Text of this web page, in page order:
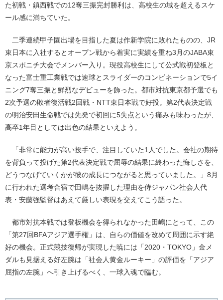
た初戦・鎮西戦での12奪三振完封勝利は、高校生の域を超えるスケ
ール感に満ちていた。
二季連続甲子園出場を目指した夏は作新学院に敗れたものの、JR
東日本に入社するとオープン戦から着実に実績を重ね3月のJABA東
京スポニチ大会でメンバー入り。現役高校生にして公式戦初登板と
なった富士重工業戦では速球とスライダーのコンビネーションで5イ
ニング7奪三振と鮮烈なデビューを飾った。都市対抗東京都予選でも
2次予選の敗者復活戦2回戦・NTT東日本戦で好投。第2代表決定戦
の明治安田生命戦では先発で初回に5失点という痛みも味わったが、
高卒1年目としては出色の結果といえよう。
「非常に能力が高い投手で、注目していた1人でした。会社の期待
を背負って投げた第2代表決定戦で屈辱の結果に終わった悔しさを、
どうつなげていくかが彼の成長につながると思っていました。」8月
に行われた選考合宿で田嶋を抜擢した理由を侍ジャパン社会人代
表・安藤強監督はあえて厳しい表現を交えてこう語った。
都市対抗本戦では登板機会を得られなかった田嶋にとって、この
「第27回BFAアジア選手権」は、自らの価値を改めて周囲に示す絶
好の機会。正式競技復帰が実現した暁には「2020・TOKYO」金メ
ダルも見据える好左腕は「社会人黄金ルーキー」の評価を「アジア
屈指の左腕」へ引き上げるべく、一球入魂で臨む。